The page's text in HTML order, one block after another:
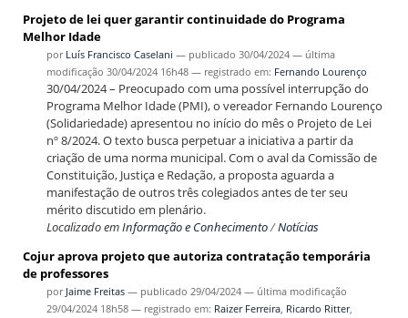
Projeto de lei quer garantir continuidade do Programa
Melhor Idade
por Luís Francisco Caselani — publicado 30/04/2024 — última
modificação 30/04/2024 16h48 — registrado em: Fernando Lourenço
30/04/2024 – Preocupado com uma possível interrupção do
Programa Melhor Idade (PMI), o vereador Fernando Lourenço
(Solidariedade) apresentou no início do mês o Projeto de Lei
nº 8/2024. O texto busca perpetuar a iniciativa a partir da
criação de uma norma municipal. Com o aval da Comissão de
Constituição, Justiça e Redação, a proposta aguarda a
manifestação de outros três colegiados antes de ter seu
mérito discutido em plenário.
Localizado emInformação e Conhecimento/Notícias
Cojur aprova projeto que autoriza contratação temporária
de professores
por Jaime Freitas — publicado 29/04/2024 — última modificação
29/04/2024 18h58 — registrado em: Raizer Ferreira, Ricardo Ritter,